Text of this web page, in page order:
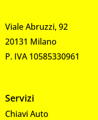
Viale Abruzzi, 92
20131 Milano
P. IVA 10585330961
Servizi
Chiavi Auto